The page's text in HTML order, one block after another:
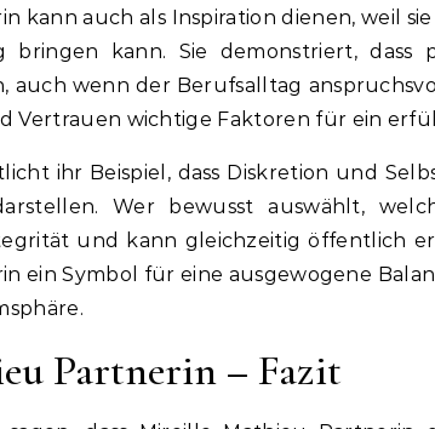
kann auch als Inspiration dienen, weil
bringen kann. Sie demonstriert, dass
wenn der Berufsalltag
Vertrauen wichtige Faktoren für ein
ihr Beispiel, dass Diskretion und
Wer bewusst auswählt,
und kann gleichzeitig öffentlich
ein Symbol für eine ausgewogene
Partnerin – Fazit